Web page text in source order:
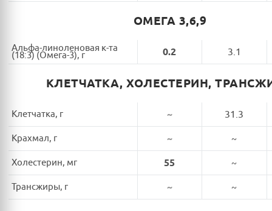
ОМЕГА 3,6,9
Альфа-линоленовая к-та
(18:3) (Омега-3), г 0.2 3.1
КЛЕТЧАТКА, ХОЛЕСТЕРИН,
Клетчатка, г ~ 31.3
Крахмал, г ~ ~
Холестерин, мг 55 ~
Трансжиры, г ~ ~